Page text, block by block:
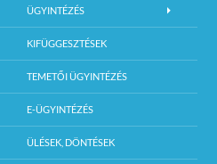
ÜGYINTÉZÉS
KIFÜGGESZTÉSEK
TEMETŐI ÜGYINTÉZÉS
E-ÜGYINTÉZÉS
ÜLÉSEK, DÖNTÉSEK